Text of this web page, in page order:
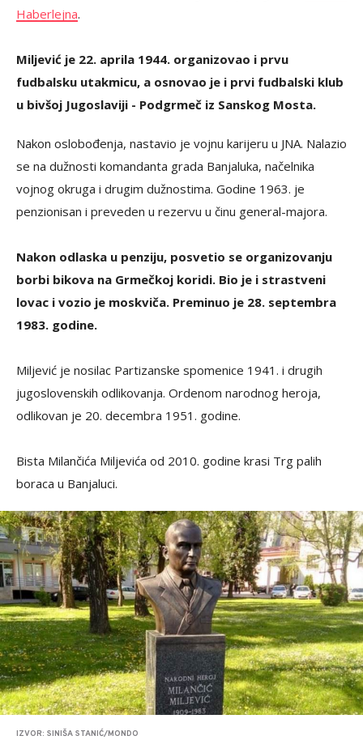
Haberlejna.
Miljević je 22. aprila 1944. organizovao i prvu
fudbalsku utakmicu, a osnovao je i prvi fudbalski klub
u bivšoj Jugoslaviji - Podgrmeč iz Sanskog Mosta.
Nakon oslobođenja, nastavio je vojnu karijeru u JNA. Nalazio
se na dužnosti komandanta grada Banjaluka, načelnika
vojnog okruga i drugim dužnostima. Godine 1963. je
penzionisan i preveden u rezervu u činu general-majora.
Nakon odlaska u penziju, posvetio se organizovanju
borbi bikova na Grmečkoj koridi. Bio je i strastveni
lovac i vozio je moskviča. Preminuo je 28. septembra
1983. godine.
Miljević je nosilac Partizanske spomenice 1941. i drugih
jugoslovenskih odlikovanja. Ordenom narodnog heroja,
odlikovan je 20. decembra 1951. godine.
Bista Milančića Miljevića od 2010. godine krasi Trg palih
boraca u Banjaluci.
IZVOR: SINIŠA STANIĆ/MONDO